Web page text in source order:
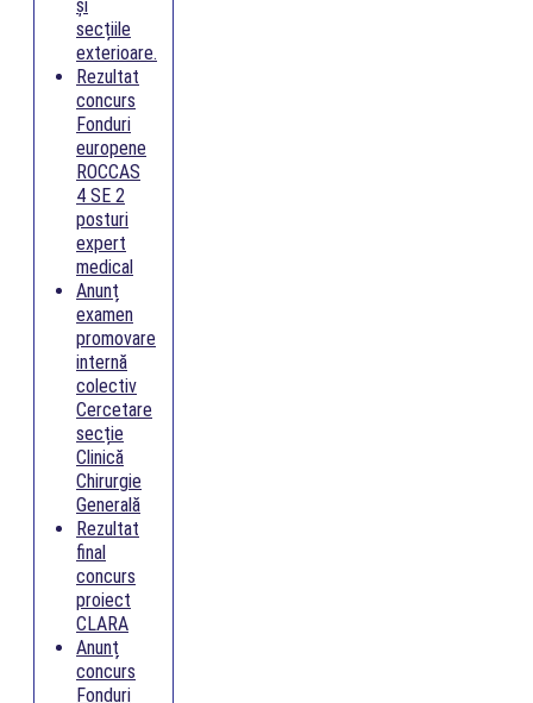
și
secțiile
exterioare.
Rezultat
concurs
Fonduri
europene
ROCCAS
4 SE 2
posturi
expert
medical
Anunț
examen
promovare
internă
colectiv
Cercetare
secție
Clinică
Chirurgie
Generală
Rezultat
final
concurs
proiect
CLARA
Anunț
concurs
Fonduri